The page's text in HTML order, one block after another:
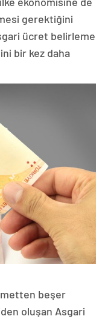
gerektiğini
ücret belirleme
bir kez daha
beşer
oluşan Asgari